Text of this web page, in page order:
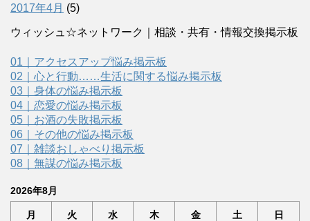
2017年4月 (5)
ウィッシュ☆ネットワーク｜相談・共有・情報交換掲示板
01｜アクセスアップ悩み掲示板
02｜心と行動……生活に関する悩み掲示板
03｜身体の悩み掲示板
04｜恋愛の悩み掲示板
05｜お酒の失敗掲示板
06｜その他の悩み掲示板
07｜雑談おしゃべり掲示板
08｜無謀の悩み掲示板
2026年8月
月 火 水 木 金 土 日